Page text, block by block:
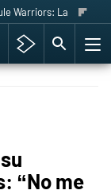
Warriors: La Era del
“No me